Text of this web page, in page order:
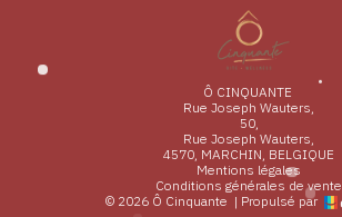
Ô CINQUANTE
Rue Joseph Wauters,
50,
Rue Joseph Wauters,
4570, MARCHIN, BELGIQUE
Mentions légales
Conditions générales de vente
© 2026 Ô Cinquante | Propulsé par